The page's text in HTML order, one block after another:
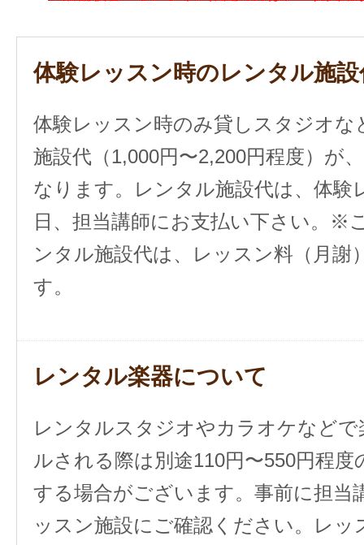
体験レッスン時のレンタル施
体験レッスン時のみ貸しスタジオな
施設代（1,000円〜2,200円程度）が
なります。レンタル施設代は、体験
日、担当講師にお支払い下さい。※
ンタル施設代は、レッスン料（月謝
す。
レンタル楽器について
レンタルスタジオやカラオケなど
ルされる際は別途110円〜550円程度
する場合がございます。事前に担当
ッスン施設にご確認ください。レッ